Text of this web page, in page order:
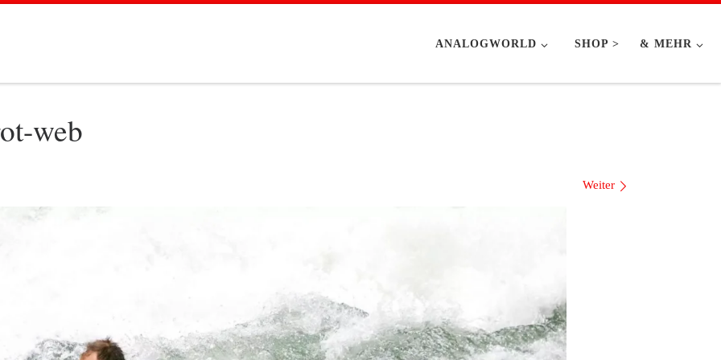
ANALOGWORLD SHOP > & MEHR
web
Weiter